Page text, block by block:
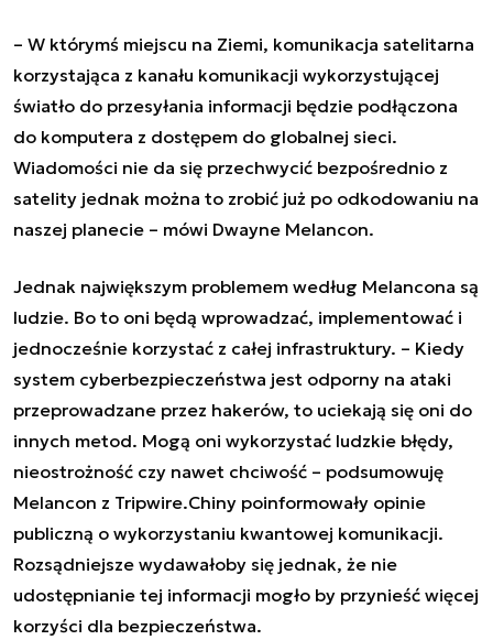
– W którymś miejscu na Ziemi, komunikacja satelitarna
korzystająca z kanału komunikacji wykorzystującej
światło do przesyłania informacji będzie podłączona
do komputera z dostępem do globalnej sieci.
Wiadomości nie da się przechwycić bezpośrednio z
satelity jednak można to zrobić już po odkodowaniu na
naszej planecie – mówi Dwayne Melancon.
Jednak największym problemem według Melancona są
ludzie. Bo to oni będą wprowadzać, implementować i
jednocześnie korzystać z całej infrastruktury. – Kiedy
system cyberbezpieczeństwa jest odporny na ataki
przeprowadzane przez hakerów, to uciekają się oni do
innych metod. Mogą oni wykorzystać ludzkie błędy,
nieostrożność czy nawet chciwość – podsumowuję
Melancon z Tripwire.Chiny poinformowały opinie
publiczną o wykorzystaniu kwantowej komunikacji.
Rozsądniejsze wydawałoby się jednak, że nie
udostępnianie tej informacji mogło by przynieść więcej
korzyści dla bezpieczeństwa.